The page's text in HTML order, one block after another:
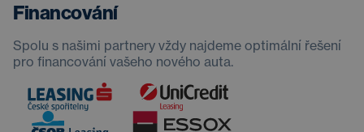
Financování
Spolu s našimi partnery vždy najdeme optimální řešení
pro financování vašeho nového auta.